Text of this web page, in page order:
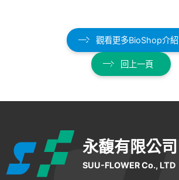
觀看更多BioShop介紹
回上一頁
永馥有限公司
SUU-FLOWER Co., LTD